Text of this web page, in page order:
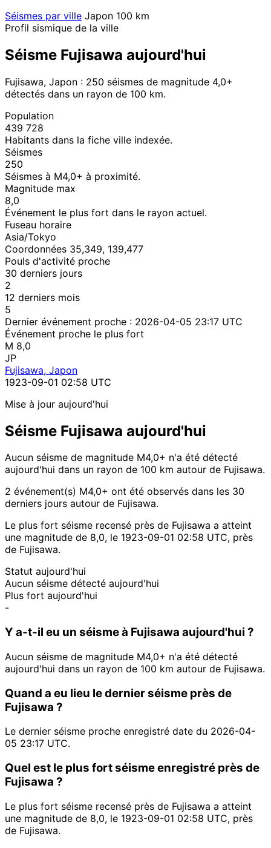
Séismes par ville Japon 100 km
Profil sismique de la ville
Séisme Fujisawa aujourd'hui
Fujisawa, Japon : 250 séismes de magnitude 4,0+
détectés dans un rayon de 100 km.
Population
439 728
Habitants dans la fiche ville indexée.
Séismes
250
Séismes à M4,0+ à proximité.
Magnitude max
8,0
Événement le plus fort dans le rayon actuel.
Fuseau horaire
Asia/Tokyo
Coordonnées 35,349, 139,477
Pouls d'activité proche
30 derniers jours
2
12 derniers mois
5
Dernier événement proche : 2026-04-05 23:17 UTC
Événement proche le plus fort
M 8,0
JP
Fujisawa, Japon
1923-09-01 02:58 UTC
Mise à jour aujourd'hui
Séisme Fujisawa aujourd'hui
Aucun séisme de magnitude M4,0+ n'a été détecté
aujourd'hui dans un rayon de 100 km autour de Fujisawa.
2 événement(s) M4,0+ ont été observés dans les 30
derniers jours autour de Fujisawa.
Le plus fort séisme recensé près de Fujisawa a atteint
une magnitude de 8,0, le 1923-09-01 02:58 UTC, près
de Fujisawa.
Statut aujourd'hui
Aucun séisme détecté aujourd'hui
Plus fort aujourd'hui
-
Y a-t-il eu un séisme à Fujisawa aujourd'hui ?
Aucun séisme de magnitude M4,0+ n'a été détecté
aujourd'hui dans un rayon de 100 km autour de Fujisawa.
Quand a eu lieu le dernier séisme près de
Fujisawa ?
Le dernier séisme proche enregistré date du 2026-04-
05 23:17 UTC.
Quel est le plus fort séisme enregistré près de
Fujisawa ?
Le plus fort séisme recensé près de Fujisawa a atteint
une magnitude de 8,0, le 1923-09-01 02:58 UTC, près
de Fujisawa.